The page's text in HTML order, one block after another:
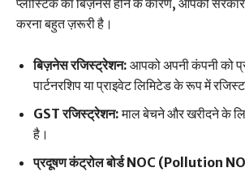
प्लास्टिक का बिज़नेस होने के कारण, आपको
करना बहुत ज़रूरी है।
बिज़नेस रजिस्ट्रेशन: आपको अपनी कंपनी को
पार्टनरशिप या प्राइवेट लिमिटेड के रूप में
GST रजिस्ट्रेशन:माल बेचने और खरीदने के
है।
प्रदूषण कंट्रोल बोर्ड NOC (Pollution